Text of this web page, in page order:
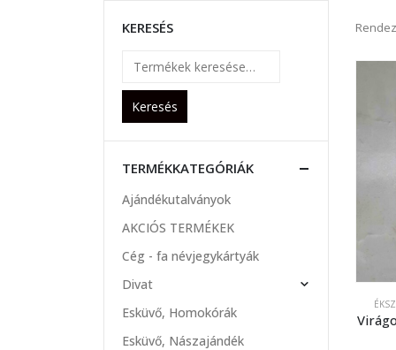
KERESÉS
Keresés
TERMÉKKATEGÓRIÁK
Ajándékutalványok
AKCIÓS TERMÉKEK
Cég - fa névjegykártyák
Divat
Esküvő, Homokórák
Esküvő, Nászajándék